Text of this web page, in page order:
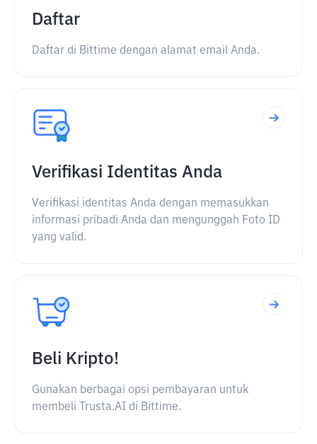
Daftar
Daftar di Bittime dengan alamat email Anda.
Verifikasi Identitas Anda
Verifikasi identitas Anda dengan memasukkan
informasi pribadi Anda dan mengunggah Foto ID
yang valid.
Beli Kripto!
Gunakan berbagai opsi pembayaran untuk
membeli Trusta.AI di Bittime.